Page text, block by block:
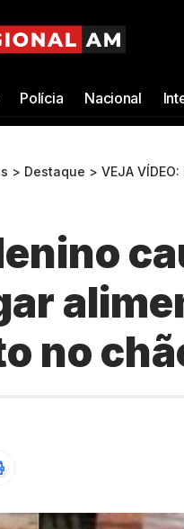
Polícia Nacional
> Destaque > VEJA VÍDEO: Menino
no